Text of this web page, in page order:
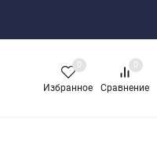
Избранное
0
Сравнение
0